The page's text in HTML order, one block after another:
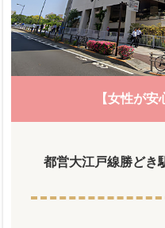
【女性が安
都営大江戸線勝どき